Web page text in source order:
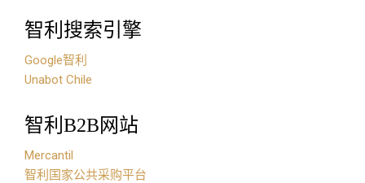
智利搜索引擎
Google智利
Unabot Chile
智利B2B网站
Mercantil
智利国家公共采购平台